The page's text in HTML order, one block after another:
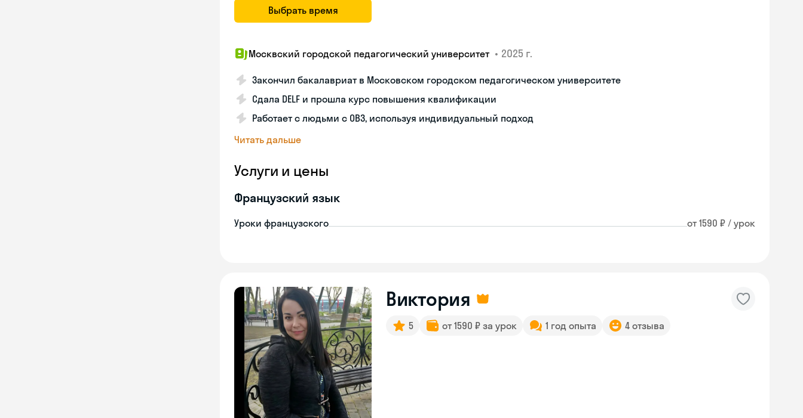
Выбрать время
Москвский городской педагогический университет • 2025 г.
Закончил бакалавриат в Московском городском педагогическом университете
Сдала DELF и прошла курс повышения квалификации
Работает с людьми с ОВЗ, используя индивидуальный подход
Читать дальше
Услуги и цены
Французский язык
Уроки французского от 1590 ₽ / урок
Виктория
5 от 1590 ₽ за урок 1 год опыта 4 отзыва